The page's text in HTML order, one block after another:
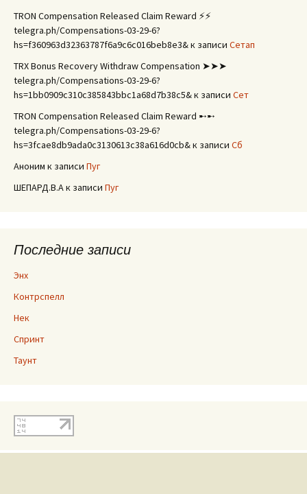
TRON Compensation Released Claim Reward ⚡⚡
telegra.ph/Compensations-03-29-6?
hs=f360963d32363787f6a9c6c016beb8e3&к записи Сетап
TRX Bonus Recovery Withdraw Compensation ➤➤➤
telegra.ph/Compensations-03-29-6?
hs=1bb0909c310c385843bbc1a68d7b38c5&к записи Сет
TRON Compensation Released Claim Reward ➸➸
telegra.ph/Compensations-03-29-6?
hs=3fcae8db9ada0c3130613c38a616d0cb&к записи Сб
Аноним к записи Пуг
ШЕПАРД.В.Ак записи Пуг
Последние записи
Энх
Контрспелл
Нек
Спринт
Таунт